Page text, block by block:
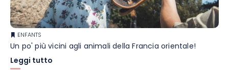
ENFANTS
Un po' più vicini agli animali della Francia orientale!
Leggi tutto